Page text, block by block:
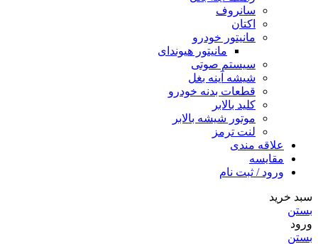
سانروف
اکتان
مانیتور خودرو
مانیتور هیوندای
سیستم صوتی
شیشه آینه بغل
قطعات بدنه خودرو
کلید بالابر
موتور شیشه بالابر
لنت ترمز
علاقه مندی
مقایسه
ورود / ثبت نام
سبد خرید
بستن
ورود
بستن